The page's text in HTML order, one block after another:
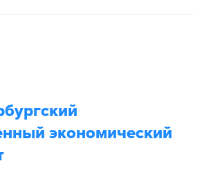
экономический